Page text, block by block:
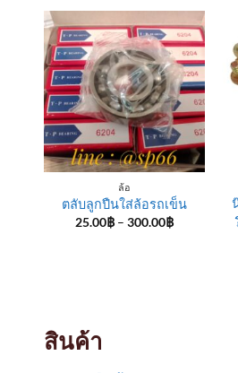
11.00฿
ล้อ
ตลับลูกปืนใส่ล้อรถเข็น
25.00฿ – 300.00฿Price
สินค้า